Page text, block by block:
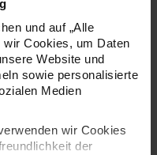
und auf „Alle
Cookies, um Daten
Website und
sowie personalisierte
Medien
wir Cookies
der